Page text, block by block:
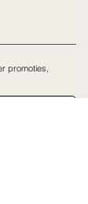
promoties,